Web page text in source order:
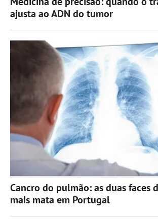
ajusta ao ADN do tumor
Cancro do pulmão: as duas faces
mais mata em Portugal